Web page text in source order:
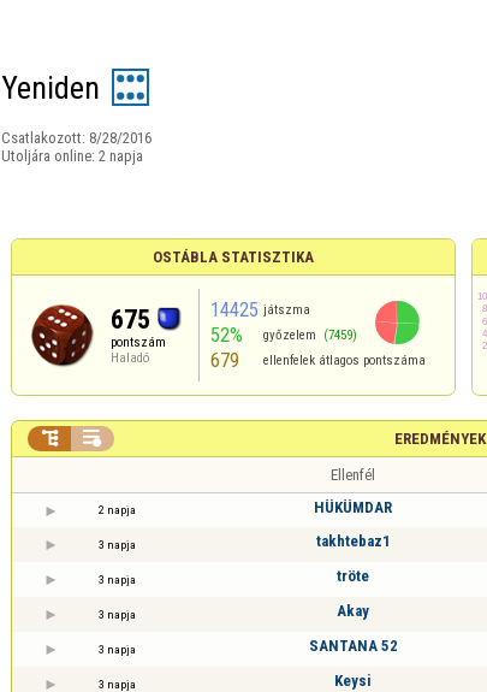
Yeniden
Csatlakozott: 8/28/2016
Utoljára online: 2 napja
OSTÁBLA STATISZTIKA
675
pontszám
Haladó
14425 játszma
52% győzelem (7459)
679 ellenfelek átlagos pontszáma
EREDMÉNYEK
 
Ellenfél
2 napja HÜKÜMDAR
3 napja takhtebaz1
3 napja tröte
3 napja Akay
3 napja SANTANA 52
3 napja Keysi